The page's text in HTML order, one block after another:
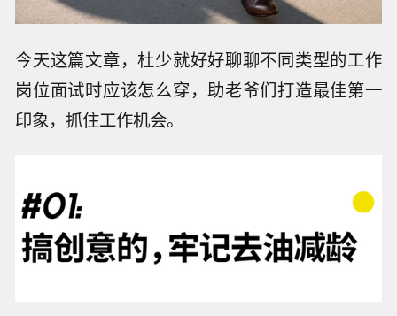
今天这篇文章，杜少就好好聊聊不同类型的工作
岗位面试时应该怎么穿，助老爷们打造最佳第一
印象，抓住工作机会。